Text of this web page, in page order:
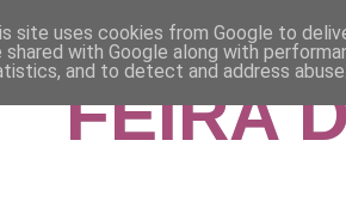
FEIRA
site uses cookies from Google to
shared with Google along with
and to detect and address abuse.